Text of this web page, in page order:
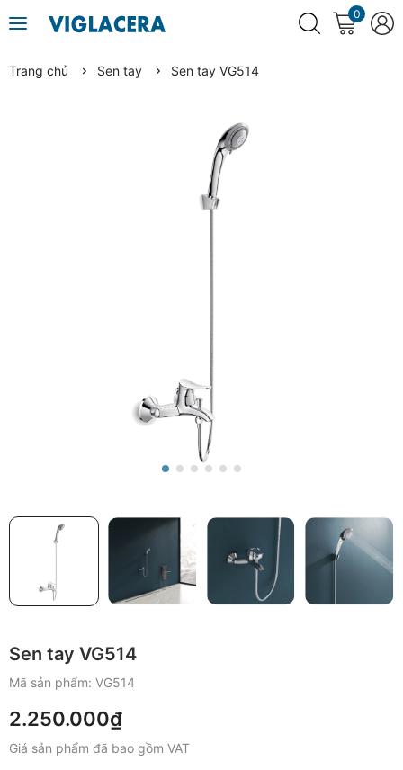
0
Trang chủ Sen tay Sen tay VG514
Sen tay VG514
Mã sản phẩm: VG514
2.250.000₫
Giá sản phẩm đã bao gồm VAT